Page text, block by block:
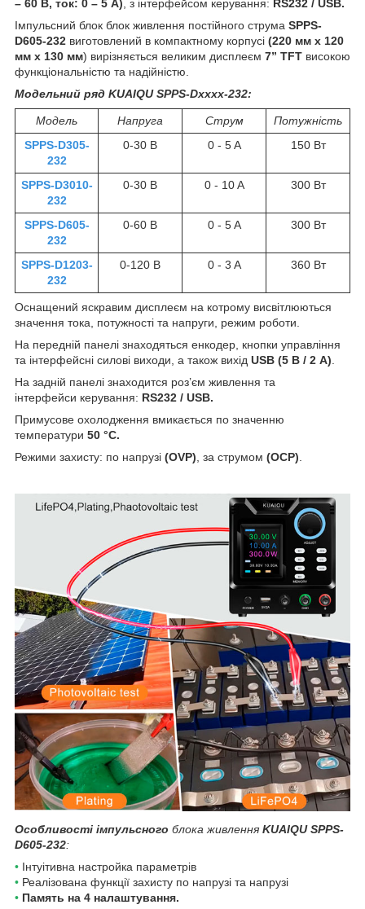
– 60 В, ток: 0 – 5 А) , з інтерфейсом керування: RS232 / USB.
Імпульсний блок блок живлення постійного струма SPPS-
D605-232 виготовлений в компактному корпусі (220 мм х 120
мм х 130 мм) вирізняється великим дисплеєм 7” TFT високою
функціональністю та надійністю.
Модельний ряд KUAIQU SPPS-Dхххх-232:
Модель Напруга Струм
Потужність
SPPS-D305-
232
0-30 В 0 - 5 A 150 Вт
SPPS-D3010-
232
0-30 В 0 - 10 A 300 Вт
SPPS-D605-
232
0-60 В 0 - 5 A 300 Вт
SPPS-D1203-
232
0-120 В 0 - 3 A 360 Вт
Оснащений яскравим дисплеєм на котрому висвітлюються
значення тока, потужності та напруги, режим роботи.
На передній панелі знаходяться енкодер, кнопки управління
та інтерфейсні силові виходи, а також вихід USB (5 В / 2 А)
На задній панелі знаходится роз’єм живлення та
інтерфейси керування: RS232 / USB.
Примусове охолодження вмикається по значенню
температури 50 °С.
Режими захисту: по напрузі (OVP) , за струмом (OСP)
Особливості імпульсного блока живлення KUAIQU SPPS-
D605-232:
• Інтуітивна настройка параметрів
• Реалізована функції захисту по напрузі та напрузі
• Память на 4 налаштування.